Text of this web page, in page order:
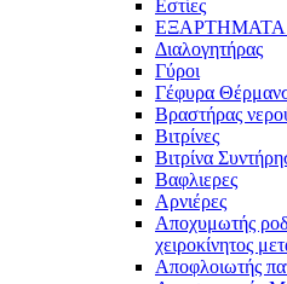
Εστίες
ΕΞΑΡΤΗΜΑΤΑ
Διαλογητήρας
Γύροι
Γέφυρα
Βραστήρας
Βιτρίνες
Βιτρίνα
Βαφλιερες
Αρνιέρες
Αποχυμωτής
χειροκίνητος
Αποφλοιωτής